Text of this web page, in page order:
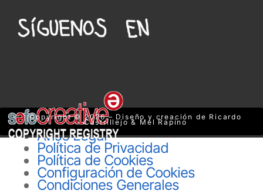
Copyright © 2026 – Diseño y creación de Ricardo
Castrillejo & Mel Rapino
Aviso Legal
Política de Privacidad
Política de Cookies
Configuración de Cookies
Condiciones Generales